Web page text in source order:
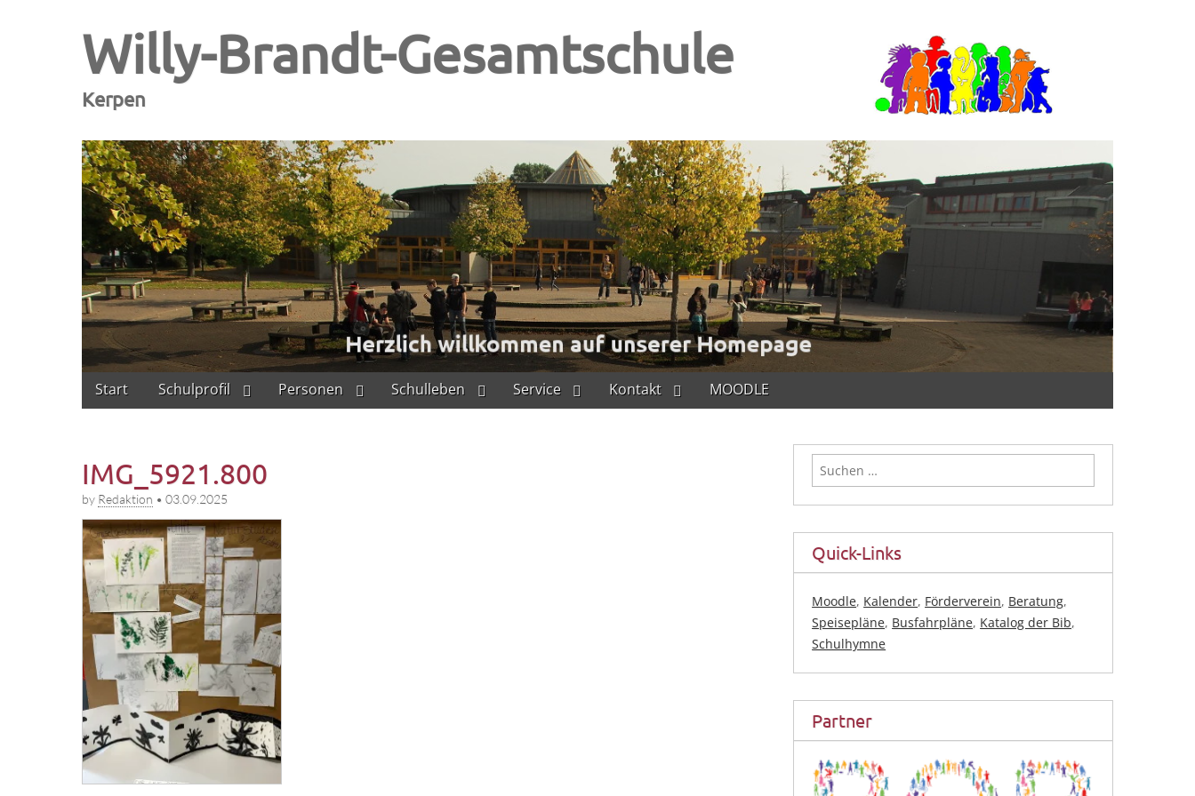
Willy-Brandt-Gesamtschule
Kerpen
Main
menu
Skip
to
Start Schulprofil Personen Schulleben Service Kontakt MOODLE
IMG_5921.800
by Redaktion • 03.09.2025
Suchen
nach:
Quick-Links
Moodle, Kalender, Förderverein, Beratung,
Speisepläne, Busfahrpläne, Katalog der Bib,
Schulhymne
Partner